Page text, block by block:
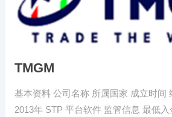
TMGM
基本资料 公司名称 所属国家 成立时间
2013年 STP 平台软件 监管信息 最低